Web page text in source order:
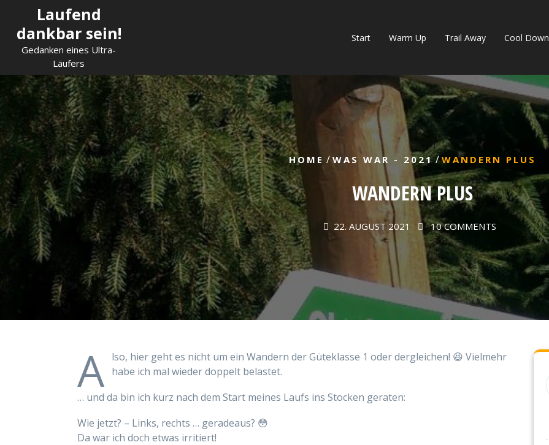
content
Laufend
dankbar sein!
Gedanken eines Ultra-
Läufers
Start Warm Up Trail Away Cool Down
HOME / WAS WAR - 2021/WANDERN PLUS
WANDERN PLUS
22. AUGUST 2021 10 COMMENTS
A lso, hier geht es nicht um ein Wandern der Güteklasse 1 oder dergleichen! 😆 Vielmehr
habe ich mal wieder doppelt belastet.
… und da bin ich kurz nach dem Start meines Laufs ins Stocken geraten:
Wie jetzt? – Links, rechts … geradeaus? 😳
Da war ich doch etwas irritiert!